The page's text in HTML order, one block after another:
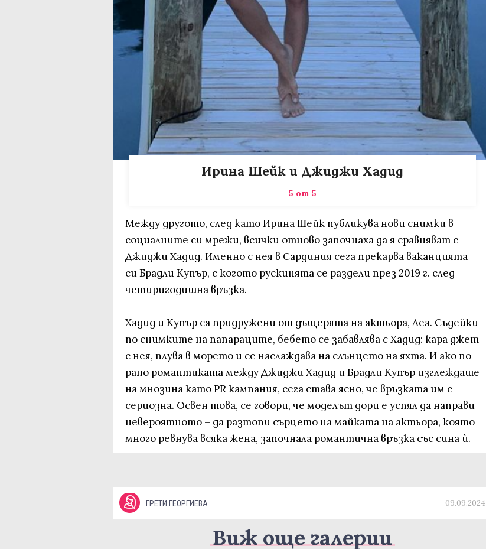
Ирина Шейк и Джиджи Хадид
5 от 5
Между другото, след като Ирина Шейк публикува нови снимки в
социалните си мрежи, всички отново започнаха да я сравняват с
Джиджи Хадид. Именно с нея в Сардиния сега прекарва ваканцията
си Брадли Купър, с когото рускинята се раздели през 2019 г. след
четиригодишна връзка.
Хадид и Купър са придружени от дъщерята на актьора, Леа. Съдейки
по снимките на папараците, бебето се забавлява с Хадид: кара джет
с нея, плува в морето и се наслаждава на слънцето на яхта. И ако по-
рано романтиката между Джиджи Хадид и Брадли Купър изглеждаше
на мнозина като PR кампания, сега става ясно, че връзката им е
сериозна. Освен това, се говори, че моделът дори е успял да направи
невероятното – да разтопи сърцето на майката на актьора, която
много ревнува всяка жена, започнала романтична връзка със сина ѝ.
ГРЕТИ ГЕОРГИЕВА 09.09.2024
Виж още галерии